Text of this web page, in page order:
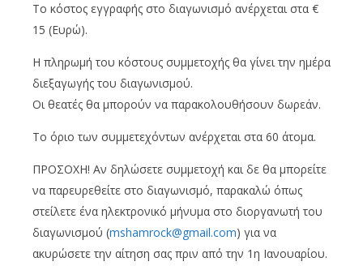
Το κόστος εγγραφής στο διαγωνισμό ανέρχεται στα €
15 (Ευρώ).
Η πληρωμή του κόστους συμμετοχής θα γίνει την ημέρα
διεξαγωγής του διαγωνισμού.
Οι θεατές θα μπορούν να παρακολουθήσουν δωρεάν.
Το όριο των συμμετεχόντων ανέρχεται στα 60 άτομα.
ΠΡΟΣΟΧΗ! Αν δηλώσετε συμμετοχή και δε θα μπορείτε
να παρευρεθείτε στο διαγωνισμό, παρακαλώ όπως
στείλετε ένα ηλεκτρονικό μήνυμα στο διοργανωτή του
διαγωνισμού (mshamrock@gmail.com) για να
ακυρώσετε την αίτηση σας πριν από την 1η Ιανουαρίου.